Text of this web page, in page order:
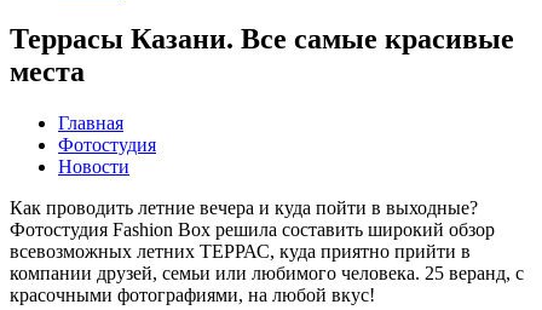
Террасы Казани. Все самые красивые
места
Главная
Фотостудия
Новости
Как проводить летние вечера и куда пойти в выходные?
Фотостудия Fashion Box решила составить широкий обзор
всевозможных летних ТЕРРАС, куда приятно прийти в
компании друзей, семьи или любимого человека. 25 веранд, с
красочными фотографиями, на любой вкус!